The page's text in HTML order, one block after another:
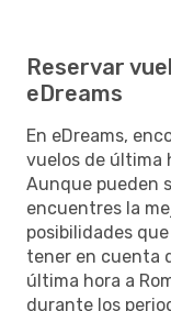
Reservar
eDreams
En eDreams,
vuelos de última
Aunque pueden
encuentres la
posibilidades
tener en cuenta
última hora a
durante los